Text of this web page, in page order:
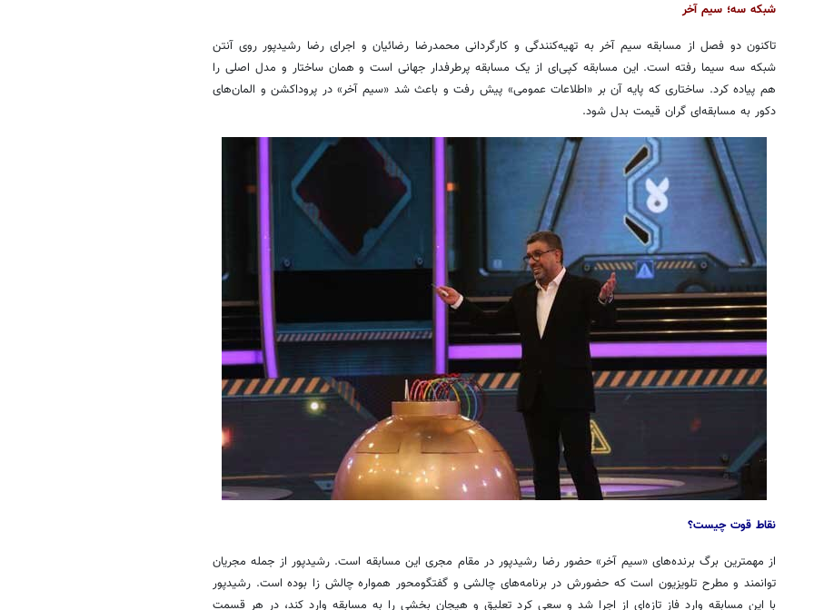
شبکه سه؛ سیم آخر
تاکنون دو فصل از مسابقه سیم آخر به تهیه‌کنندگی و کارگردانی محمدرضا رضائیان و اجرای رضا رشیدپور روی آنتن
شبکه سه سیما رفته است. این مسابقه کپی‌ای از یک مسابقه پرطرفدار جهانی است و همان ساختار و مدل اصلی را
هم پیاده کرد. ساختاری که پایه آن بر «اطلاعات عمومی» پیش رفت و باعث شد «سیم آخر» در پروداکشن و المان‌های
دکور به مسابقه‌ای گران قیمت بدل شود.
نقاط قوت چیست؟
از مهمترین برگ برنده‌های «سیم آخر» حضور رضا رشیدپور در مقام مجری این مسابقه است. رشیدپور از جمله مجریان
توانمند و مطرح تلویزیون است که حضورش در برنامه‌های چالشی و گفتگومحور همواره چالش زا بوده است. رشیدپور
با این مسابقه وارد فاز تازه‌ای از اجرا شد و سعی کرد تعلیق و هیجان بخشی را به مسابقه وارد کند، در هر قسمت